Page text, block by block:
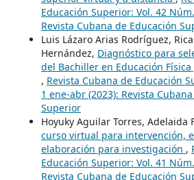
Educación Superior: Vol. 42
Revista Cubana de Educación
Luis Lázaro Arias Rodríguez,
Hernández, Diagnóstico para
del Bachiller en Educación
, Revista Cubana de Educación
1 ene-abr (2023): Revista
Superior
Hoyuky Aguilar Torres, Adelaida
curso virtual para intervención,
elaboración para investigación ,
Educación Superior: Vol. 41
Revista Cubana de Educación